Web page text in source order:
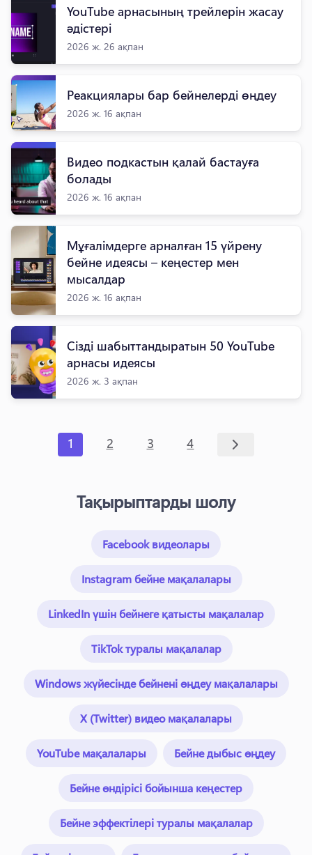
YouTube арнасының трейлерін жасау
әдістері
2026 ж. 26 ақпан
Реакциялары бар бейнелерді өңдеу
2026 ж. 16 ақпан
Видео подкастын қалай бастауға
болады
2026 ж. 16 ақпан
Мұғалімдерге арналған 15 үйрену
бейне идеясы – кеңестер мен
мысалдар
2026 ж. 16 ақпан
Сізді шабыттандыратын 50 YouTube
арнасы идеясы
2026 ж. 3 ақпан
1 2 3 4
Тақырыптарды шолу
Facebook видеолары
Instagram бейне мақалалары
LinkedIn үшін бейнеге қатысты мақалалар
TikTok туралы мақалалар
Windows жүйесінде бейнені өңдеу мақалалары
X (Twitter) видео мақалалары
YouTube мақалалары Бейне дыбыс өңдеу
Бейне өндірісі бойынша кеңестер
Бейне эффектілері туралы мақалалар